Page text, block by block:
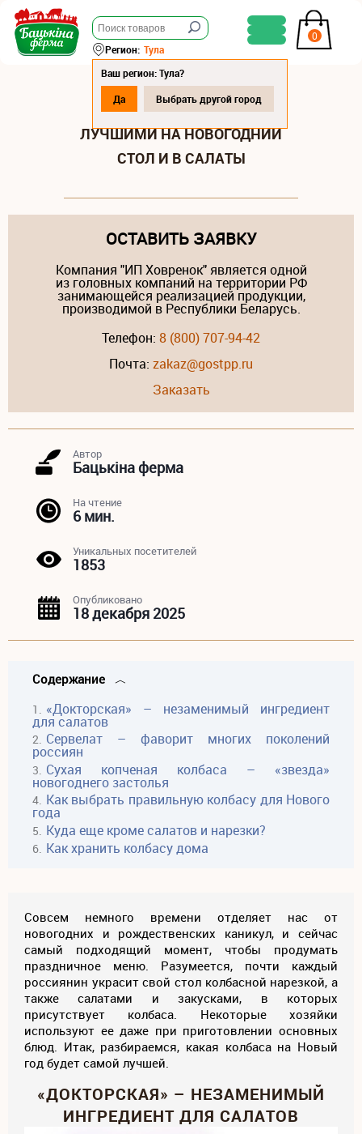
0
Регион: Тула
Ваш регион: Тула?
Да
Выбрать другой город
КАКИЕ КОЛБАСЫ БУДУТ
ЛУЧШИМИ НА НОВОГОДНИЙ
СТОЛ И В САЛАТЫ
ОСТАВИТЬ ЗАЯВКУ
Компания "ИП Ховренок" является одной
из головных компаний на территории РФ
занимающейся реализацией продукции,
производимой в Республики Беларусь.
Телефон: 8 (800) 707-94-42
Почта: zakaz@gostpp.ru
Заказать
Автор
Бацькiна ферма
На чтение
6 мин.
Уникальных посетителей
1853
Опубликовано
18 декабря 2025
Содержание
«Докторская» – незаменимый ингредиент
для салатов
Сервелат – фаворит многих поколений
россиян
Сухая копченая колбаса – «звезда»
новогоднего застолья
Как выбрать правильную колбасу для Нового
года
Куда еще кроме салатов и нарезки?
Как хранить колбасу дома
Совсем немного времени отделяет нас от
новогодних и рождественских каникул, и сейчас
самый подходящий момент, чтобы продумать
праздничное меню. Разумеется, почти каждый
россиянин украсит свой стол колбасной нарезкой, а
также салатами и закусками, в которых
присутствует колбаса. Некоторые хозяйки
используют ее даже при приготовлении основных
блюд. Итак, разбираемся, какая колбаса на Новый
год будет самой лучшей.
«ДОКТОРСКАЯ» – НЕЗАМЕНИМЫЙ
ИНГРЕДИЕНТ ДЛЯ САЛАТОВ